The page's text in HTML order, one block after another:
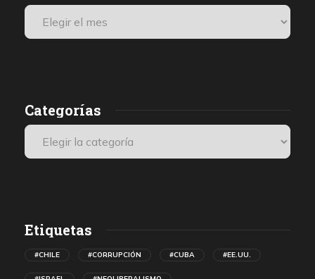
Categorías
Etiquetas
#CHILE #CORRUPCIÓN #CUBA #EE.UU.